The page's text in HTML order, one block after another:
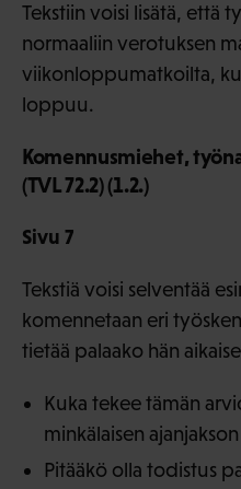
Tekstiin voisi lisätä, että
normaaliin verotuksen
viikonloppumatkoilta,
loppuu.
Komennusmiehet,
(TVL 72.2) (1.2.)
Sivu 7
Tekstiä voisi selventää
komennetaan eri
tietää palaako hän
Kuka tekee tämän
minkälaisen
Pitääkö olla todistus